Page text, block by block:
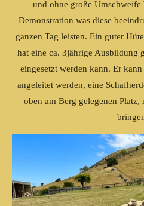
und ohne große
Demonstration was diese
ganzen Tag leisten. Ein guter
hat eine ca. 3jährige Ausbildung
eingesetzt werden kann. Er
angeleitet werden, eine
oben am Berg gelegenen